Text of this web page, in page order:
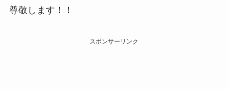
尊敬します！！
スポンサーリンク